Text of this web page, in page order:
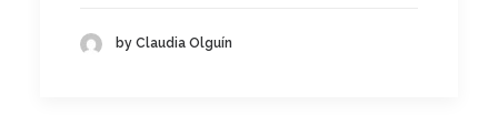
by Claudia Olguín